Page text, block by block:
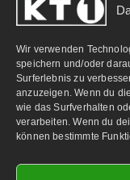
Wir verwenden
speichern und/oder
Surferlebnis zu
anzuzeigen. Wenn du
wie das Surfverhalten
verarbeiten. Wenn du
können bestimmte
PARTNERLINKS: